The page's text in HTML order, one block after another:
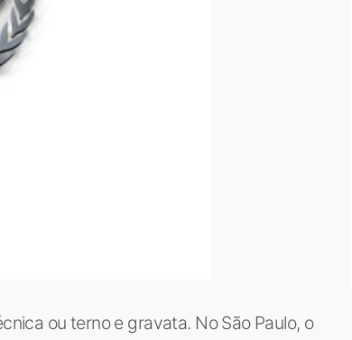
ou terno e gravata. No São Paulo, o